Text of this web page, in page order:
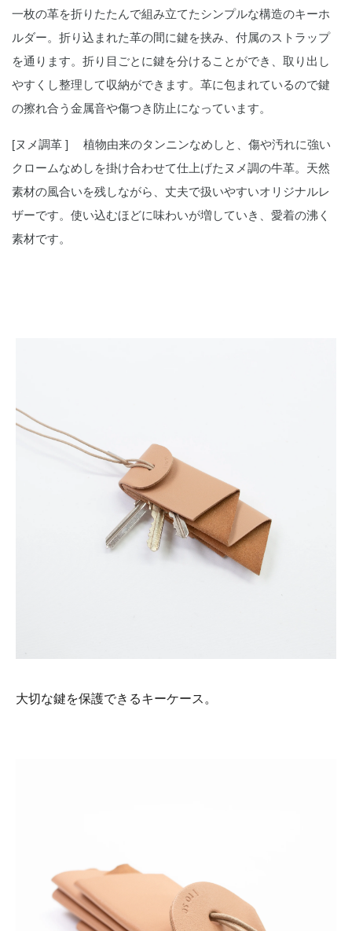
一枚の革を折りたたんで組み立てたシンプルな構造のキーホ
ルダー。折り込まれた革の間に鍵を挟み、付属のストラップ
を通ります。折り目ごとに鍵を分けることができ、取り出し
やすくし整理して収納ができます。革に包まれているので鍵
の擦れ合う金属音や傷つき防止になっています。
[ヌメ調革 ] 植物由来のタンニンなめしと、傷や汚れに強い
クロームなめしを掛け合わせて仕上げたヌメ調の牛革。天然
素材の風合いを残しながら、丈夫で扱いやすいオリジナルレ
ザーです。使い込むほどに味わいが増していき、愛着の沸く
素材です。
大切な鍵を保護できるキーケース。